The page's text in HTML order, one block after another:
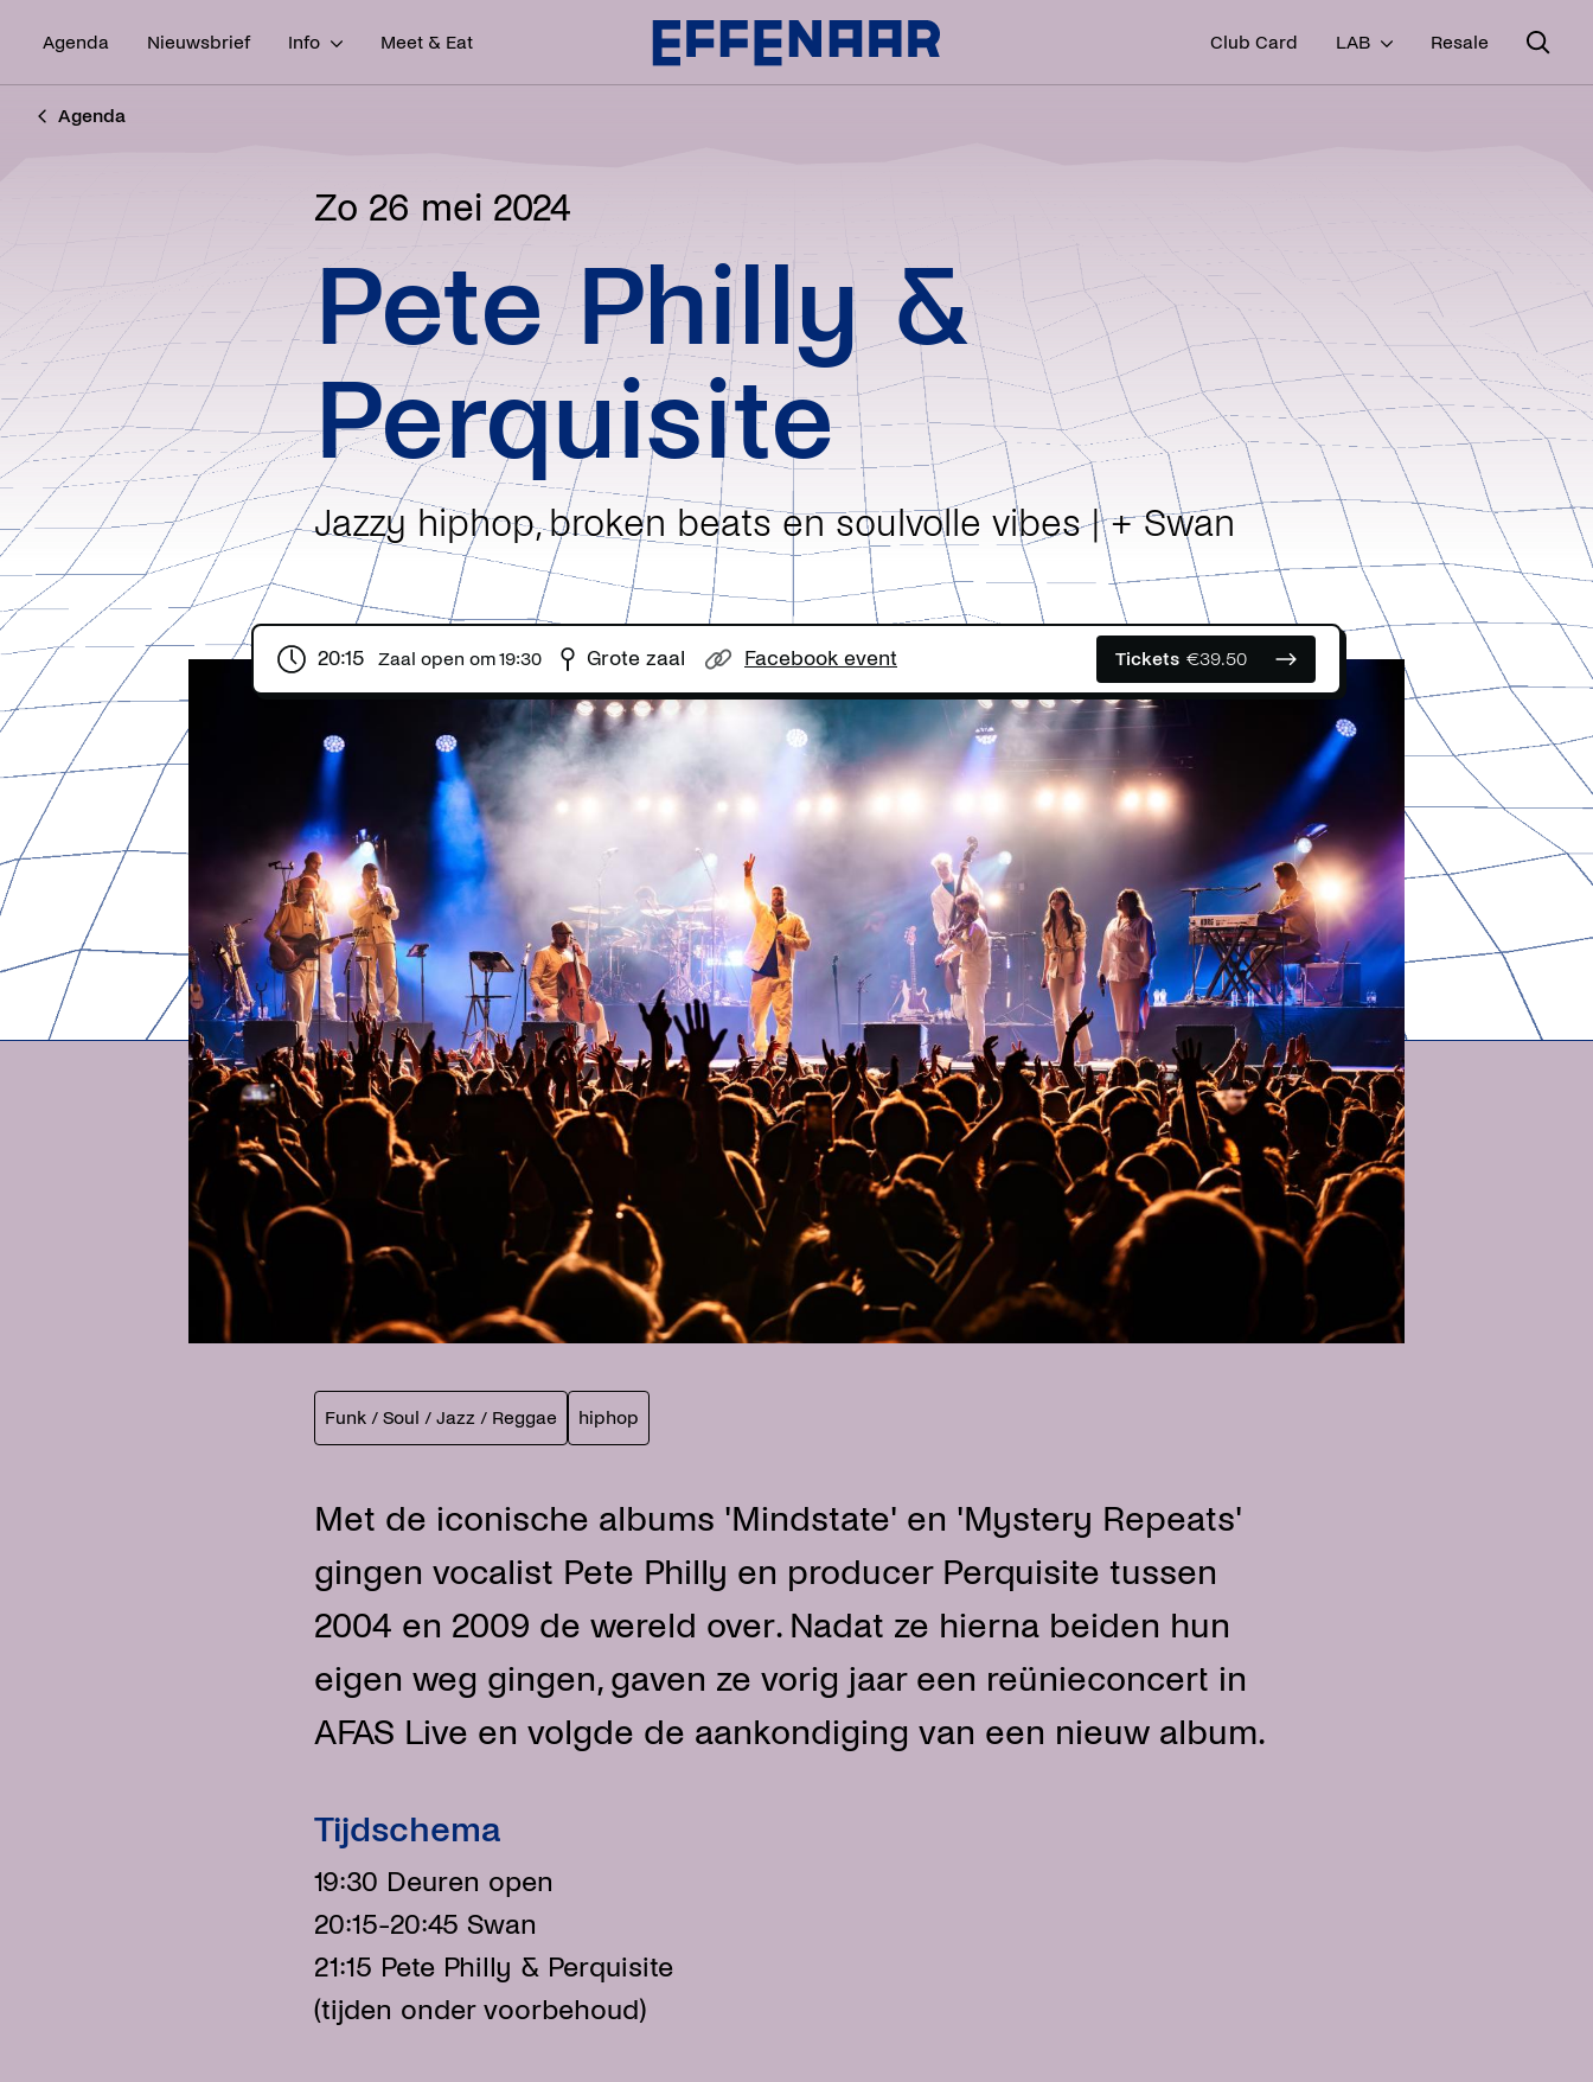
Agenda Nieuwsbrief Info Meet & Eat Club Card LAB Resale
Agenda
zo 26 mei 2024
Pete Philly &
Perquisite
Jazzy hiphop, broken beats en soulvolle vibes | + Swan
20:15 Zaal open om19:30 Grote zaal Facebook event Tickets €39.50
Funk / Soul / Jazz / Reggae hiphop
Met de iconische albums 'Mindstate' en 'Mystery Repeats'
gingen vocalist Pete Philly en producer Perquisite tussen
2004 en 2009 de wereld over. Nadat ze hierna beiden hun
eigen weg gingen, gaven ze vorig jaar een reünieconcert in
AFAS Live en volgde de aankondiging van een nieuw album.
Tijdschema
19:30 Deuren open
20:15-20:45 Swan
21:15 Pete Philly & Perquisite
(tijden onder voorbehoud)